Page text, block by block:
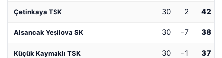
Çetinkaya TSK 30 2 42
Alsancak Yeşilova SK 30 -7 38
Küçük Kaymaklı TSK 30 -1 37